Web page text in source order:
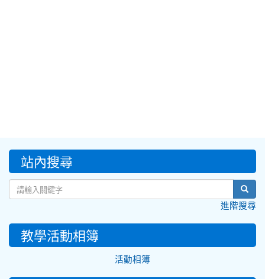
::: 站內搜尋
進階搜尋
教學活動相簿
活動相簿